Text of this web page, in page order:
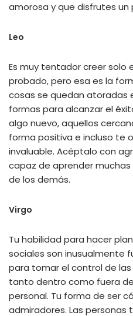
amorosa y que disfrutes un
Leo
Es muy tentador creer solo
probado, pero esa es la
cosas se quedan atoradas
formas para alcanzar el
algo nuevo, aquellos
forma positiva e incluso te
invaluable. Acéptalo con
capaz de aprender
de los demás.
Virgo
Tu habilidad para hacer
sociales son inusualmente
para tomar el control de
tanto dentro como fuera
personal. Tu forma de ser
admiradores. Las